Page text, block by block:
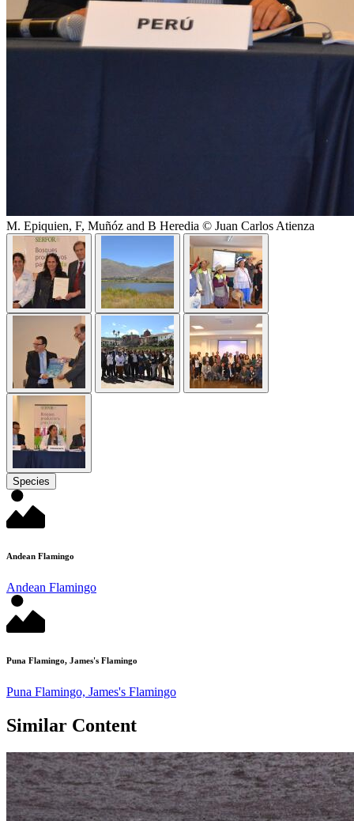
M. Epiquien, F, Muñóz and B Heredia © Juan Carlos Atienza
Species
Andean Flamingo
Andean Flamingo
Puna Flamingo, James's Flamingo
Puna Flamingo, James's Flamingo
Similar Content